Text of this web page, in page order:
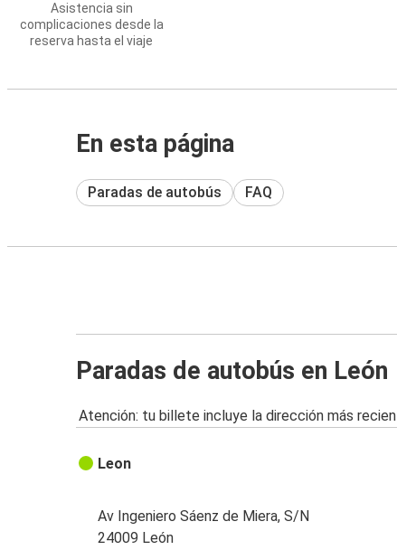
Asistencia sin
complicaciones desde la
reserva hasta el viaje
En esta página
Paradas de autobús FAQ
Paradas de autobús en León
Atención: tu billete incluye la dirección más
Leon
Av Ingeniero Sáenz de Miera, S/N
24009 León